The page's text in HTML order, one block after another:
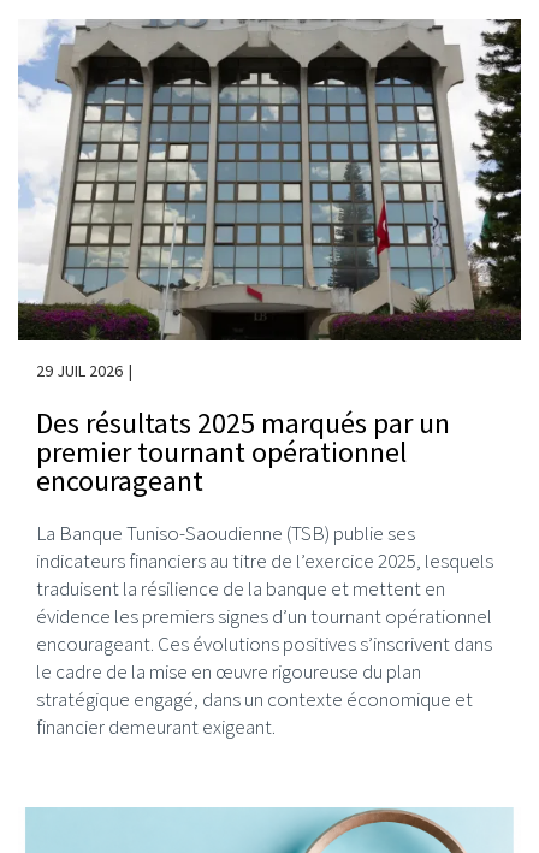
29 JUIL 2026
Des résultats 2025 marqués par un
premier tournant opérationnel
encourageant
La Banque Tuniso-Saoudienne (TSB) publie ses
indicateurs financiers au titre de l’exercice 2025, lesquels
traduisent la résilience de la banque et mettent en
évidence les premiers signes d’un tournant opérationnel
encourageant. Ces évolutions positives s’inscrivent dans
le cadre de la mise en œuvre rigoureuse du plan
stratégique engagé, dans un contexte économique et
financier demeurant exigeant.